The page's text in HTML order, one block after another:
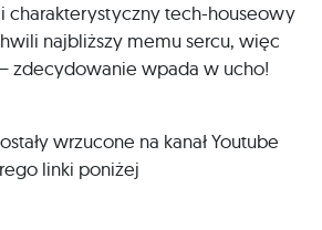
charakterystyczny tech-houseowy
najbliższy memu sercu, więc
zdecydowanie wpada w ucho!
wrzucone na kanał Youtube
linki poniżej